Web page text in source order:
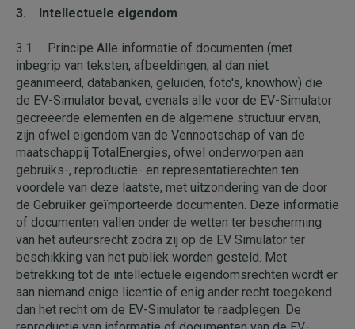
3. Intellectuele eigendom
3.1. Principe Alle informatie of documenten (met
inbegrip van teksten, afbeeldingen, al dan niet
geanimeerd, databanken, geluiden, foto's, knowhow) die
de EV-Simulator bevat, evenals alle voor de EV-Simulator
gecreëerde elementen en de algemene structuur ervan,
zijn ofwel eigendom van de Vennootschap of van de
maatschappij TotalEnergies, ofwel onderworpen aan
gebruiks-, reproductie- en representatierechten ten
voordele van deze laatste, met uitzondering van de door
de Gebruiker geïmporteerde documenten. Deze informatie
of documenten vallen onder de wetten ter bescherming
van het auteursrecht zodra zij op de EV Simulator ter
beschikking van het publiek worden gesteld. Met
betrekking tot de intellectuele eigendomsrechten wordt er
aan niemand enige licentie of enig ander recht toegekend
dan het recht om de EV-Simulator te raadplegen. De